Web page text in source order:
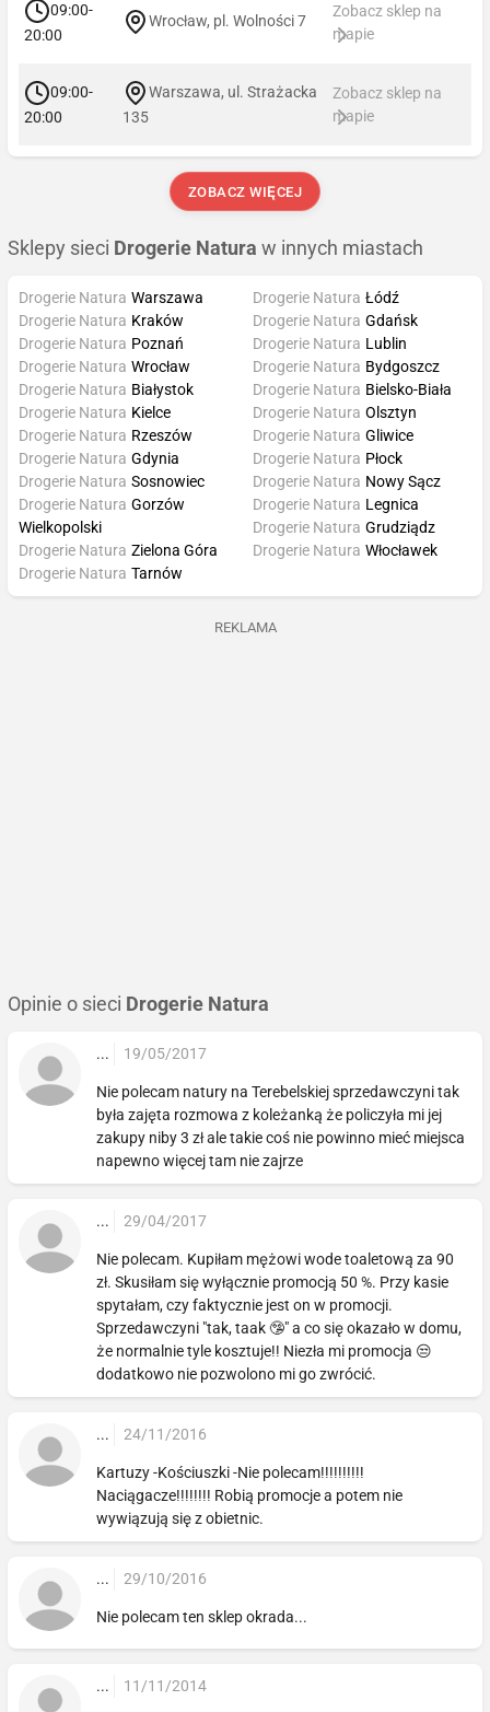
09:00-
20:00
Wrocław, pl. Wolności 7
Zobacz sklep na
mapie
09:00-
20:00
Warszawa, ul. Strażacka
135
Zobacz sklep na
mapie
ZOBACZ WIĘCEJ
Sklepy sieci Drogerie Natura w innych miastach
Drogerie Natura Warszawa
Drogerie Natura Kraków
Drogerie Natura Poznań
Drogerie Natura Wrocław
Drogerie Natura Łódź
Drogerie Natura Gdańsk
Drogerie Natura Lublin
Drogerie Natura Bydgoszcz
Drogerie Natura Białystok
Drogerie Natura Kielce
Drogerie Natura Rzeszów
Drogerie Natura Gdynia
Drogerie Natura Bielsko-Biała
Drogerie Natura Olsztyn
Drogerie Natura Gliwice
Drogerie Natura Płock
Drogerie Natura Sosnowiec
Drogerie Natura Gorzów
Wielkopolski
Drogerie Natura Zielona Góra
Drogerie Natura Tarnów
Drogerie Natura Nowy Sącz
Drogerie Natura Legnica
Drogerie Natura Grudziądz
Drogerie Natura Włocławek
REKLAMA
Opinie o sieci Drogerie Natura
... 19/05/2017
Nie polecam natury na Terebelskiej sprzedawczyni tak
była zajęta rozmowa z koleżanką że policzyła mi jej
zakupy niby 3 zł ale takie coś nie powinno mieć miejsca
napewno więcej tam nie zajrze
... 29/04/2017
Nie polecam. Kupiłam mężowi wode toaletową za 90
zł. Skusiłam się wyłącznie promocją 50 %. Przy kasie
spytałam, czy faktycznie jest on w promocji.
Sprzedawczyni "tak, taak 🤥" a co się okazało w domu,
że normalnie tyle kosztuje!! Niezła mi promocja 😒
dodatkowo nie pozwolono mi go zwrócić.
... 24/11/2016
Kartuzy -Kościuszki -Nie polecam!!!!!!!!!!
Naciągacze!!!!!!!! Robią promocje a potem nie
wywiązują się z obietnic.
... 29/10/2016
Nie polecam ten sklep okrada...
... 11/11/2014